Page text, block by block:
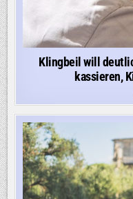
Klingbeil will
kassieren,